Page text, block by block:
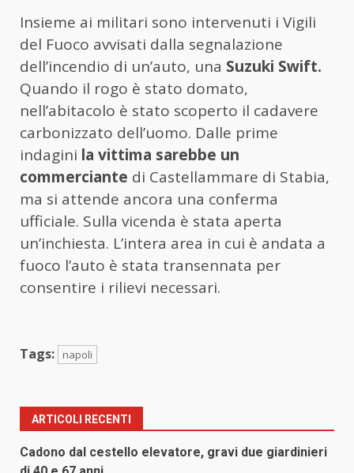
Insieme ai militari sono intervenuti i Vigili
del Fuoco avvisati dalla segnalazione
dell’incendio di un’auto, una Suzuki Swift.
Quando il rogo è stato domato,
nell’abitacolo è stato scoperto il cadavere
carbonizzato dell’uomo. Dalle prime
indagini la vittima sarebbe un
commerciante di Castellammare di Stabia,
ma si attende ancora una conferma
ufficiale. Sulla vicenda è stata aperta
un’inchiesta. L’intera area in cui è andata a
fuoco l’auto è stata transennata per
consentire i rilievi necessari.
Tags: napoli
ARTICOLI RECENTI
Cadono dal cestello elevatore, gravi due giardinieri